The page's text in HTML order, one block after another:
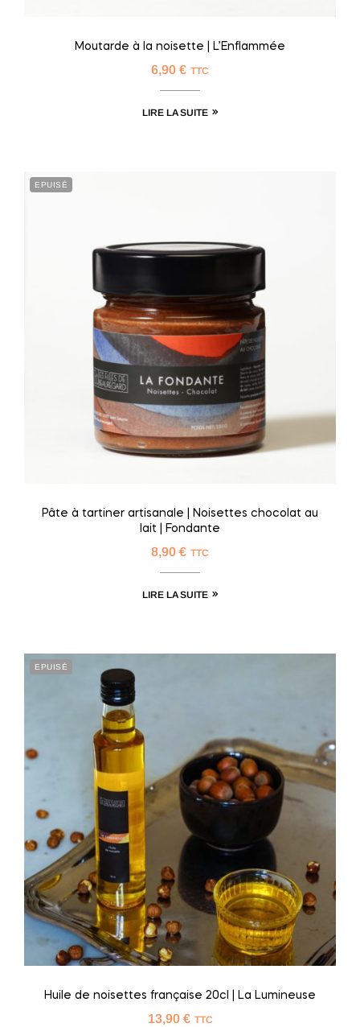
Moutarde à la noisette | L’Enflammée
6,90 € TTC
LIRE LA SUITE
EPUISÉ
Pâte à tartiner artisanale | Noisettes chocolat au
lait | Fondante
8,90 € TTC
LIRE LA SUITE
EPUISÉ
Huile de noisettes française 20cl | La Lumineuse
13,90 € TTC